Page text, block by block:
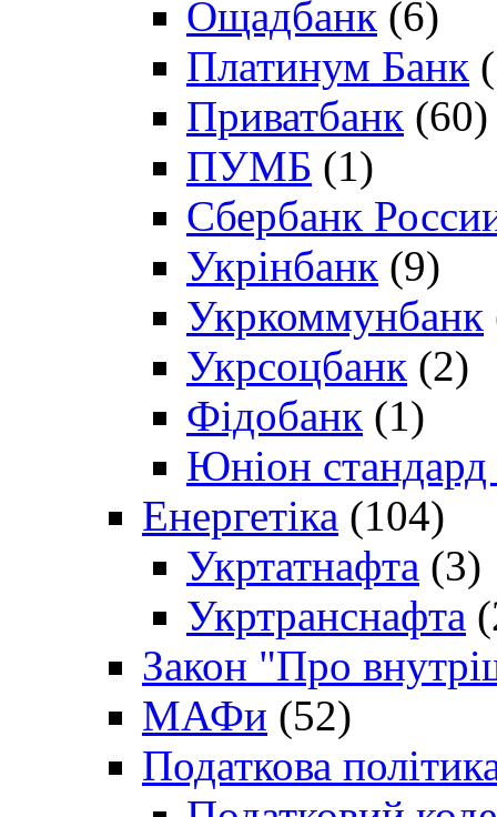
Ощадбанк (6)
Платинум Банк
Приватбанк (60)
ПУМБ (1)
Сбербанк
Укрінбанк (9)
Укркоммунбанк
Укрсоцбанк (2)
Фідобанк (1)
Юніон стандард
Енергетіка (104)
Укртатнафта (3)
Укртранснафта
Закон "Про
МАФи (52)
Податкова